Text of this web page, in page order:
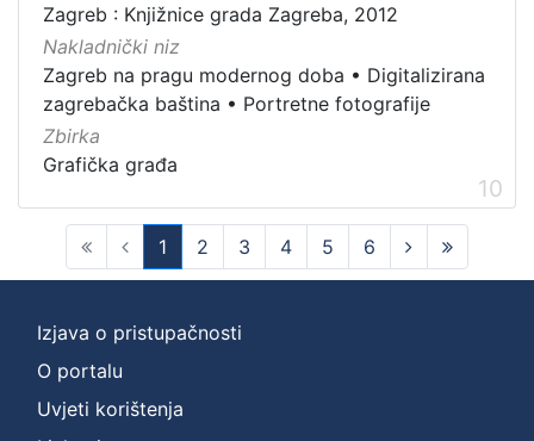
Zagreb : Knjižnice grada Zagreba, 2012
Nakladnički niz
Zagreb na pragu modernog doba • Digitalizirana
zagrebačka baština • Portretne fotografije
Zbirka
Grafička građa
10
1
(current)
2 3 4 5 6
Izjava o pristupačnosti
O portalu
Uvjeti korištenja